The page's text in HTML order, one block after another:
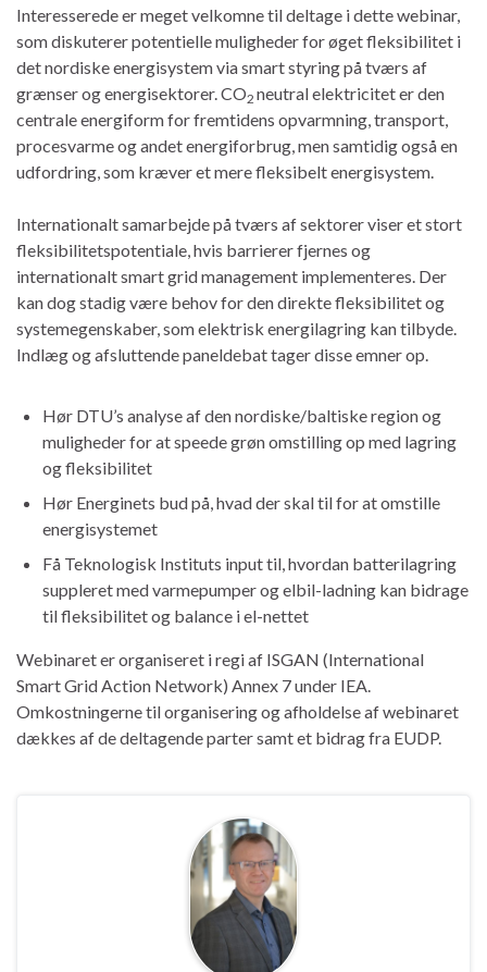
Interesserede er meget velkomne til deltage i dette webinar,
som diskuterer potentielle muligheder for øget fleksibilitet i
det nordiske energisystem via smart styring på tværs af
grænser og energisektorer. CO2 neutral elektricitet er den
centrale energiform for fremtidens opvarmning, transport,
procesvarme og andet energiforbrug, men samtidig også en
udfordring, som kræver et mere fleksibelt energisystem.
Internationalt samarbejde på tværs af sektorer viser et stort
fleksibilitetspotentiale, hvis barrierer fjernes og
internationalt smart grid management implementeres. Der
kan dog stadig være behov for den direkte fleksibilitet og
systemegenskaber, som elektrisk energilagring kan tilbyde.
Indlæg og afsluttende paneldebat tager disse emner op.
Hør DTU’s analyse af den nordiske/baltiske region og
muligheder for at speede grøn omstilling op med lagring
og fleksibilitet
Hør Energinets bud på, hvad der skal til for at omstille
energisystemet
Få Teknologisk Instituts input til, hvordan batterilagring
suppleret med varmepumper og elbil-ladning kan bidrage
til fleksibilitet og balance i el-nettet
Webinaret er organiseret i regi af ISGAN (International
Smart Grid Action Network) Annex 7 under IEA.
Omkostningerne til organisering og afholdelse af webinaret
dækkes af de deltagende parter samt et bidrag fra EUDP.